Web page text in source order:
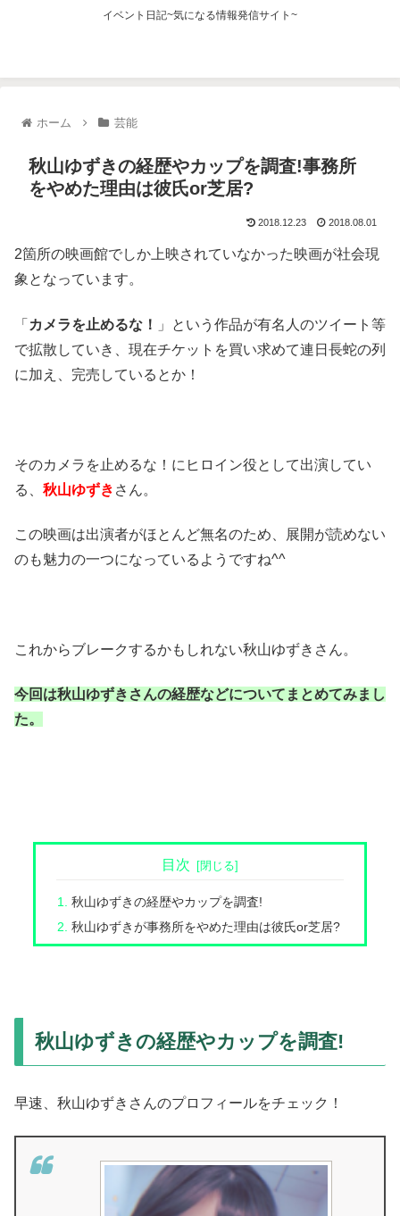
イベント日記~気になる情報発信サイト~
ホーム 芸能
秋山ゆずきの経歴やカップを調査!事務所
をやめた理由は彼氏or芝居?
2018.12.23 2018.08.01
2箇所の映画館でしか上映されていなかった映画が社会現
象となっています。
「 カメラを止めるな！
」という作品が有名人のツイート等
で拡散していき、現在チケットを買い求めて連日長蛇の列
に加え、完売しているとか！
そのカメラを止めるな！にヒロイン役として出演してい
る、 秋山ゆずき さん。
この映画は出演者がほとんど無名のため、展開が読めない
のも魅力の一つになっているようですね^^
これからブレークするかもしれない秋山ゆずきさん。
今回は秋山ゆずきさんの経歴などについてまとめてみまし
た。
目次
秋山ゆずきの経歴やカップを調査!
秋山ゆずきが事務所をやめた理由は彼氏or芝居?
秋山ゆずきの経歴やカップを調査!
早速、秋山ゆずきさんのプロフィールをチェック！